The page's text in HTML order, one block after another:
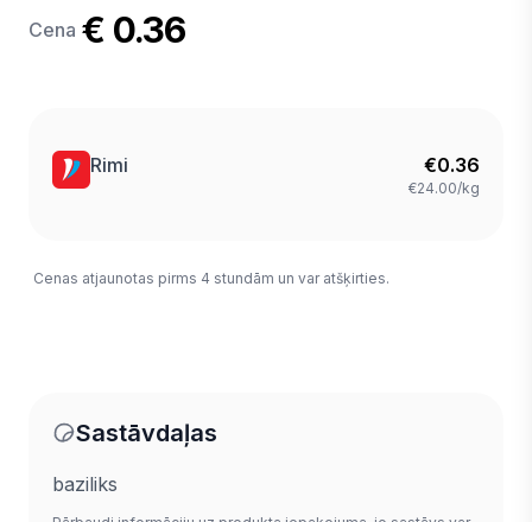
Cena € 0.36
Rimi €0.36
€24.00/kg
Cenas atjaunotas pirms 4 stundām un var atšķirties.
Sastāvdaļas
baziliks